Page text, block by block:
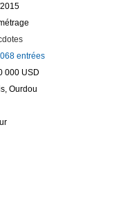
entrées
000 USD
Ourdou